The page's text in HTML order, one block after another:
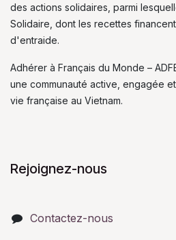
des actions solidaires, parmi
Solidaire, dont les recettes
d'entraide.
Adhérer à Français du Monde –
une communauté active, engagée
vie française au Vietnam.
Rejoignez-nous
Contactez-nous